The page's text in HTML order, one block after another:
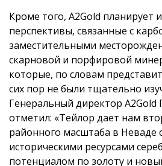
Кроме того, A2Gold планирует
перспективы, связанные с
заместительными
скарновой и порфировой
которые, по словам
сих пор не были тщательно
Генеральный директор A2Gold
отметил: «Тейлор дает нам
районного масштаба в
историческими ресурсами
потенциалом по золоту и